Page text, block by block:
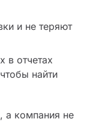
и не теряют
в отчетах
найти
а компания не